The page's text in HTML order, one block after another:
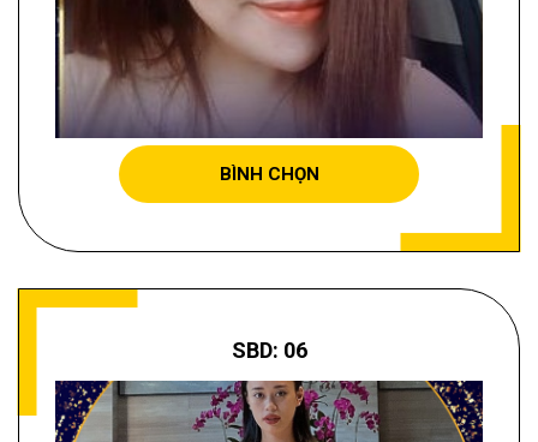
NGUYỄN THỊ VUI
BÌNH CHỌN
SBD: 06